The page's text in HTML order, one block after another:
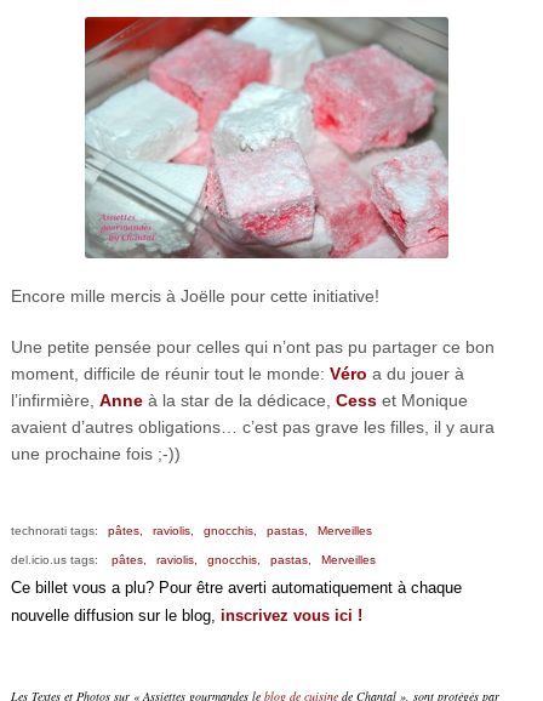
Encore mille mercis à Joëlle pour cette initiative!
Une petite pensée pour celles qui n’ont pas pu partager ce bon
moment, difficile de réunir tout le monde: Véro a du jouer à
l’infirmière, Anne à la star de la dédicace, Cesset Monique
avaient d’autres obligations… c’est pas grave les filles, il y aura
une prochaine fois ;-))
technorati tags: pâtes, raviolis, gnocchis, pastas, Merveilles
del.icio.us tags: pâtes, raviolis, gnocchis, pastas, Merveilles
Ce billet vous a plu? Pour être averti automatiquement à chaque
nouvelle diffusion sur le blog, inscrivez vous ici !
Les Textes et Photos sur « Assiettes gourmandes le blog de cuisinede Chantal », sont protégés par